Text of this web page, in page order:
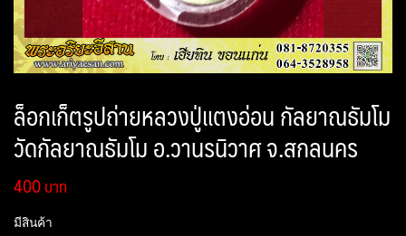
ล็อกเก็ตรูปถ่ายหลวงปู่แตงอ่อน กัลยาณธัมโม
วัดกัลยาณธัมโม อ.วานรนิวาศ จ.สกลนคร
400
มีสินค้า